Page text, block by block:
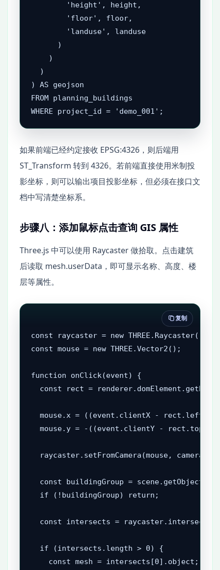
        'height', height,
        'floor', floor,
        'landuse', landuse
      )
    )
  )
) AS geojson
FROM planning_buildings
WHERE project_id = 'demo_001';
如果前端已经约定接收 EPSG:4326，则后端用
ST_Transform 转到 4326。若前端直接使用米制投
影坐标，则可以输出项目投影坐标，但必须在接口文
档中写清楚坐标系。
步骤八：添加鼠标点击查询 GIS 属性
Three.js 中可以使用 Raycaster 做拾取。点击建筑
后读取 mesh.userData，即可显示名称、高度、楼
层等属性。
const raycaster = new THREE.Raycaster();
const mouse = new THREE.Vector2();
function onClick(event) {
const rect =
mouse.x = ((event.clientX - rect.left)
mouse.y = -((event.clientY - rect.top)
  raycaster.setFromCamera(mouse, camera);
const buildingGroup =
  if (!buildingGroup) return;
const intersects =
  if (intersects.length > 0) {
    const mesh = intersects[0].object;
复制